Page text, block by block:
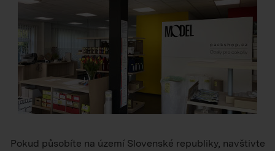
Pokud působíte na území Slovenské republiky, navštivte